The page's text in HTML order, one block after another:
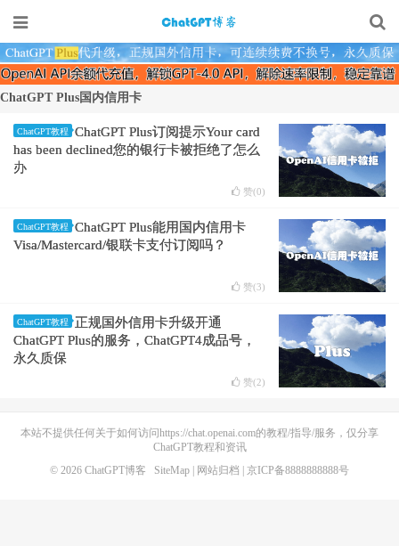
ChatGPT Plus国内信用卡
ChatGPT教程
ChatGPT Plus订阅提示Your card
has been declined您的银行卡被拒绝了怎么
办
赞(0)
ChatGPT教程
ChatGPT Plus能用国内信用卡
Visa/Mastercard/银联卡支付订阅吗？
赞(3)
ChatGPT教程
正规国外信用卡升级开通
ChatGPT Plus的服务，ChatGPT4成品号，
永久质保
赞(2)
本站不提供任何关于如何访问https://chat.openai.com的教程/指导/服务，仅分享
ChatGPT教程和资讯
© 2026 ChatGPT博客 SiteMap | 网站归档 | 京ICP备8888888888号